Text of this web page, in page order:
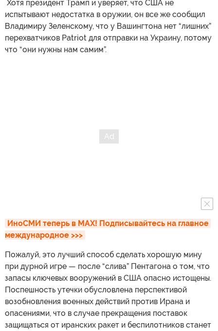
​ Хотя президент Трамп и уверяет, что США не
испытывают недостатка в оружии, он все же сообщил
Владимиру Зеленскому, что у Вашингтона нет “лишних”
перехватчиков Patriot для отправки на Украину, потому
что “они нужны нам самим”.
ИноСМИ теперь в MAX! Подписывайтесь на главное
международное >>>
Пожалуй, это лучший способ сделать хорошую мину
при дурной игре — после “слива” Пентагона о том, что
запасы ключевых вооружений в США опасно истощены.
Поспешность утечки обусловлена перспективой
возобновления военных действий против Ирана и
опасениями, что в случае прекращения поставок
защищаться от иранских ракет и беспилотников станет